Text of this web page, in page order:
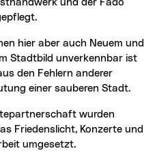
und der Fado
Stadtbild unverkennbar ist
den Fehlern anderer
einer sauberen Stadt.
Friedenslicht, Konzerte und
umgesetzt.